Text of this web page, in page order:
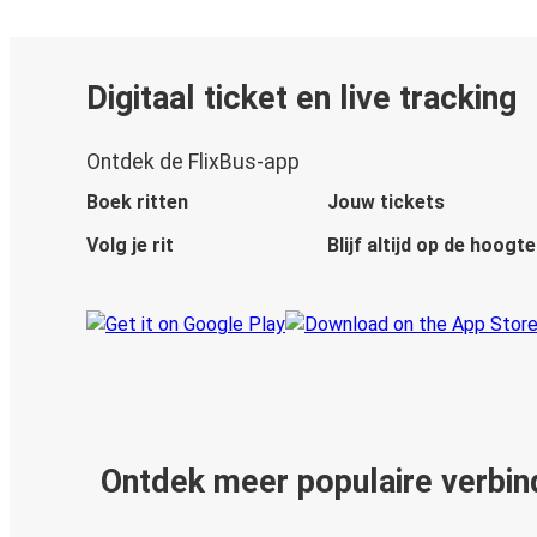
Digitaal ticket en live tracking
Ontdek de FlixBus-app
Boek ritten
Jouw tickets
Volg je rit
Blijf altijd op de hoogte
Ontdek meer populaire